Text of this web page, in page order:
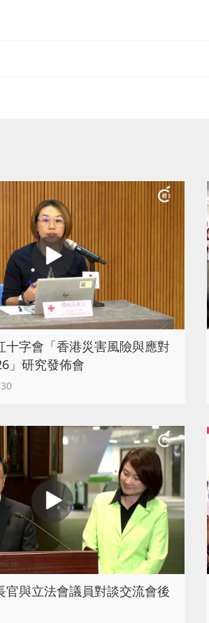
十字會「香港災害風險與應對
」研究發佈會
官與立法會議員對談交流會後